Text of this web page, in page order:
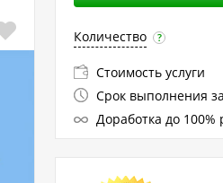
Количество ?
Стоимость услуги
Срок выполнения
Доработка до 100%